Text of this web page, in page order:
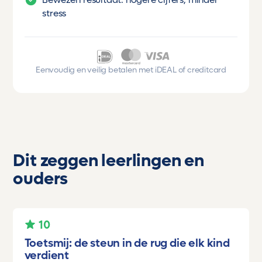
stress
Eenvoudig en veilig betalen met iDEAL of creditcard
Dit zeggen leerlingen en
ouders
10
Toetsmij: de steun in de rug die elk kind
verdient